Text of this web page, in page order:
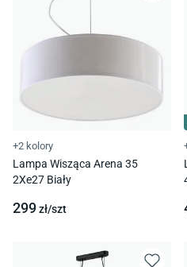
+2 kolory
Lampa Wisząca Arena 35
2Xe27 Biały
299zł/szt